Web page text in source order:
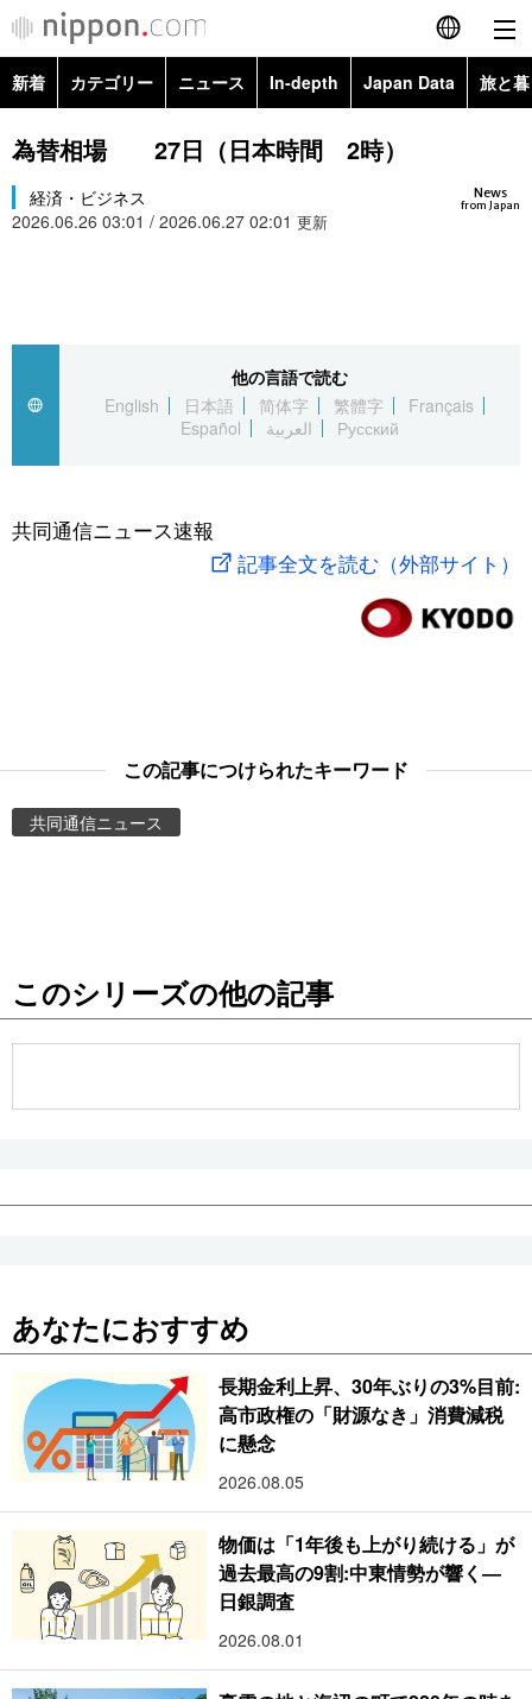
English
简体字
カテゴリー
スポーツ・東京2020
Topics
Images
お知らせ
公式SNS
新着 カテゴリー ニュース In-depth Japan Data 旅と
政治・外交
経済・ビジネス Images
為替相場 27日（日本時間 2時）
News
from Japan
経済・ビジネス
2026.06.26 03:01 / 2026.06.27 02:01 更新
他の言語で読む
English
日本語 简体字 繁體字
Français
Español
العربية Русский
共同通信ニュース速報
記事全文を読む（外部サイト）
この記事につけられたキーワード
共同通信ニュース
このシリーズの他の記事
あなたにおすすめ
長期金利上昇、30年ぶりの3%目前:
高市政権の「財源なき」消費減税
に懸念
2026.08.05
物価は「1年後も上がり続ける」が
過去最高の9割:中東情勢が響く―
日銀調査
2026.08.01